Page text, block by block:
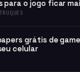
para o jogo ficar
grátis de
celular